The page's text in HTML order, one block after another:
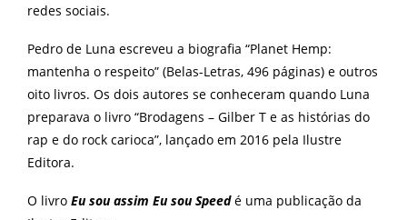
redes sociais.
Pedro de Luna escreveu a biografia “Planet Hemp:
mantenha o respeito” (Belas-Letras, 496 páginas) e outros
oito livros. Os dois autores se conheceram quando Luna
preparava o livro “Brodagens – Gilber T e as histórias do
rap e do rock carioca”, lançado em 2016 pela Ilustre
Editora.
O livro Eu sou assim Eu sou Speedé uma publicação da